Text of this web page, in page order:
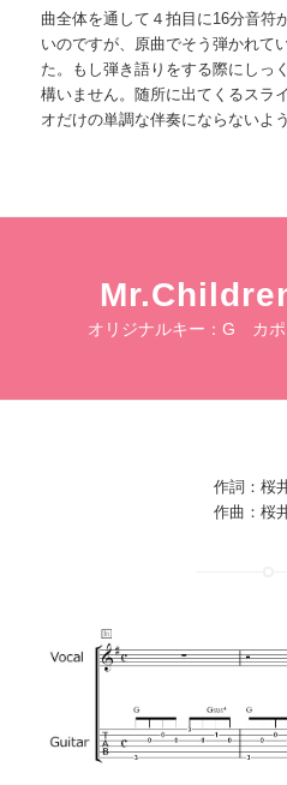
曲全体を通して４拍目に16分音符
いのですが、原曲でそう弾かれて
た。もし弾き語りをする際にしっ
構いません。随所に出てくるスラ
オだけの単調な伴奏にならないよ
オリジナルキー：G カ
作詞：桜
作曲：桜